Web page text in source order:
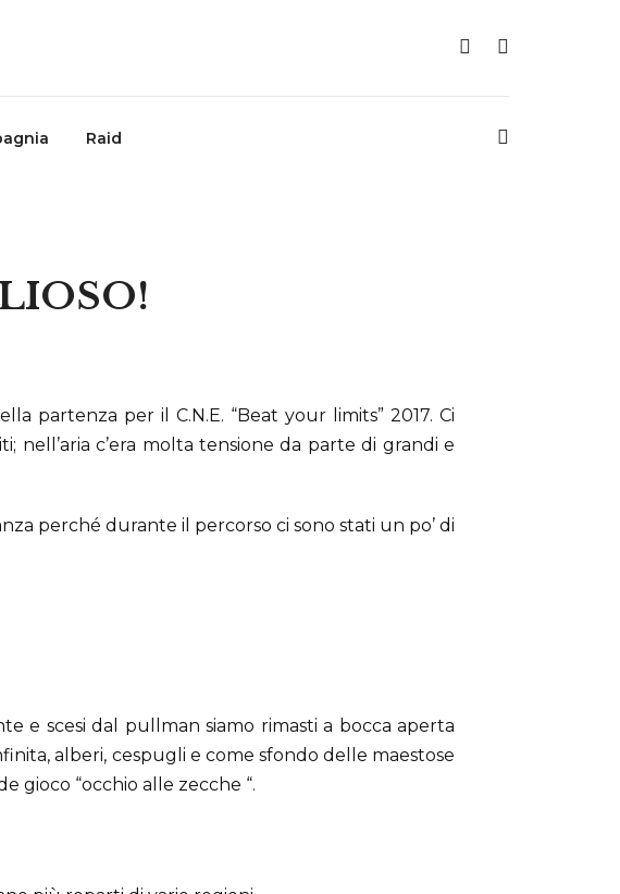
Raid
partenza per il C.N.E. “Beat your limits” 2017. Ci
nell’aria c’era molta tensione da parte di grandi e
perché durante il percorso ci sono stati un po’ di
e scesi dal pullman siamo rimasti a bocca aperta
alberi, cespugli e come sfondo delle maestose
gioco “occhio alle zecche “.